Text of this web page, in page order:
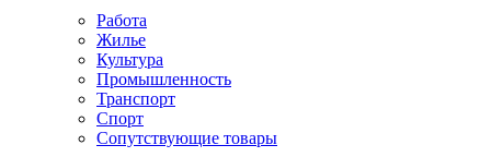
Работа
Жилье
Культура
Промышленность
Транспорт
Спорт
Сопутствующие товары